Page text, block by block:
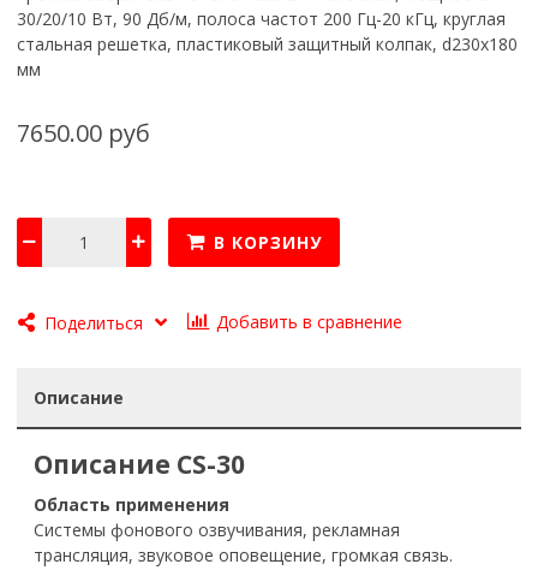
30/20/10 Вт, 90 Дб/м, полоса частот 200 Гц-20 кГц, круглая
стальная решетка, пластиковый защитный колпак, d230х180
мм
7650.00 руб
В КОРЗИНУ
Поделиться Добавить в сравнение
Описание
Описание CS-30
Область применения
Системы фонового озвучивания, рекламная
трансляция, звуковое оповещение, громкая связь.